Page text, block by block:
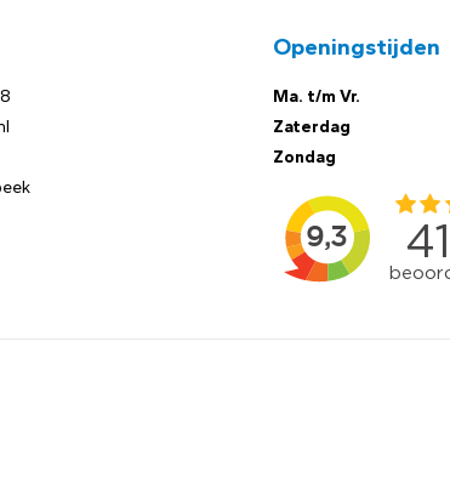
Openingstijden
Ma. t/m Vr.
Zaterdag
Zondag